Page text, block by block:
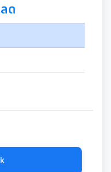
ปี
แผนพัฒนาท้องถิ่น
ด